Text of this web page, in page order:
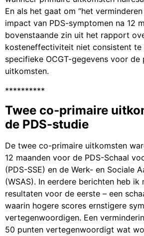
En als het gaat om “het
impact van PDS-symptomen na 12
bovenstaande zin uit het rapport
kosteneffectiviteit niet consistent te
specifieke OCGT-gegevens voor de
uitkomsten.
**********
Twee co-primaire
de PDS-studie
De twee co-primaire uitkomsten
12 maanden voor de PDS-Schaal
(PDS-SSE) en de Werk- en Sociale
(WSAS). In eerdere berichten heb
resultaten voor de eerste – een
waarin hogere scores ernstigere
vertegenwoordigen. Een
50 punten vertegenwoordigt wat